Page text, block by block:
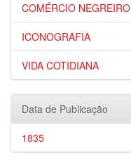
COMÉRCIO NEGREIRO
ICONOGRAFIA
VIDA COTIDIANA
Data de Publicação
1835